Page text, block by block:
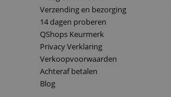
Verzending en bezorging
14 dagen proberen
QShops Keurmerk
Privacy Verklaring
Verkoopvoorwaarden
Achteraf betalen
Blog